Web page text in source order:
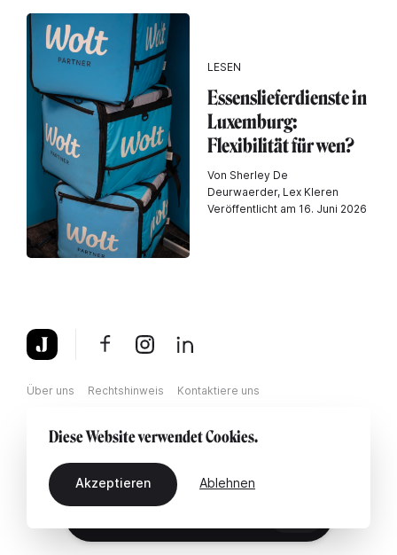
LESEN
Essenslieferdienste in
Luxemburg:
Flexibilität für wen?
Von Sherley De
Deurwaerder, Lex Kleren
Veröffentlicht am 16. Juni 2026
Über uns Rechtshinweis Kontaktiere uns
Diese Website verwendet Cookies.
Akzeptieren Ablehnen